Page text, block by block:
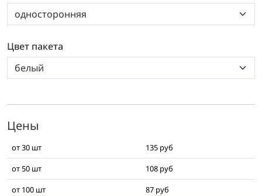
Цвет пакета
Цены
от 30 шт
135 руб
от 50 шт
108 руб
от 100 шт
87 руб